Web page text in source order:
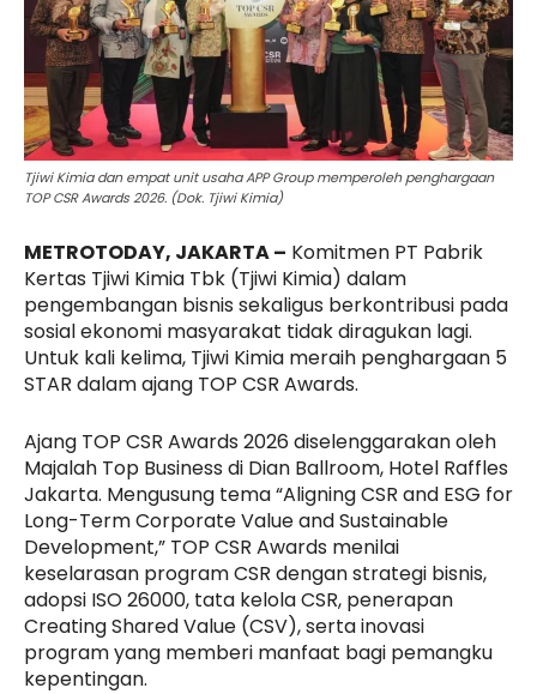
Tjiwi Kimia dan empat unit usaha APP Group memperoleh penghargaan
TOP CSR Awards 2026. (Dok. Tjiwi Kimia)
METROTODAY, JAKARTA – Komitmen PT Pabrik
Kertas Tjiwi Kimia Tbk (Tjiwi Kimia) dalam
pengembangan bisnis sekaligus berkontribusi pada
sosial ekonomi masyarakat tidak diragukan lagi.
Untuk kali kelima, Tjiwi Kimia meraih penghargaan 5
STAR dalam ajang TOP CSR Awards.
Ajang TOP CSR Awards 2026 diselenggarakan oleh
Majalah Top Business di Dian Ballroom, Hotel Raffles
Jakarta. Mengusung tema “Aligning CSR and ESG for
Long-Term Corporate Value and Sustainable
Development,” TOP CSR Awards menilai
keselarasan program CSR dengan strategi bisnis,
adopsi ISO 26000, tata kelola CSR, penerapan
Creating Shared Value (CSV), serta inovasi
program yang memberi manfaat bagi pemangku
kepentingan.